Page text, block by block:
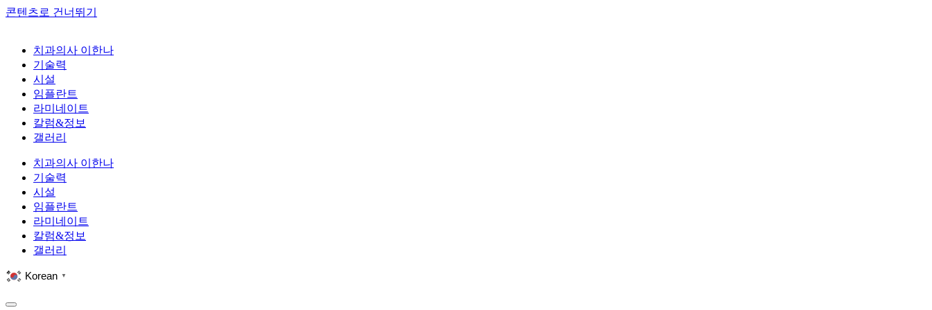
콘텐츠로 건너뛰기
치과의사 이한나
기술력
시설
임플란트
라미네이트
칼럼&정보
갤러리
치과의사 이한나
기술력
시설
임플란트
라미네이트
칼럼&정보
갤러리
Korean ▼